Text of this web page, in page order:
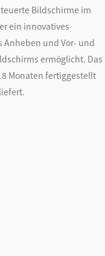
Bildschirme im
ein innovatives
Anheben und Vor- und
ermöglicht. Das
Monaten fertiggestellt